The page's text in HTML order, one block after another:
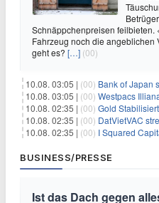
Schnäppchenpreisen feilbieten.
Fahrzeug noch die angeblichen
geht es? […] (00)
10.08. 03:05 | (00) Bank of Japan signalisiert
10.08. 03:05 | (00) Westpacs Illiana Jain
10.08. 02:35 | (00) Gold Stabilisiert Sich,
10.08. 02:35 | (00) DatVietVAC strebt IPO an,
10.08. 02:35 | (00) I Squared Capital erwirbt
BUSINESS/PRESSE
Ist das Dach gegen